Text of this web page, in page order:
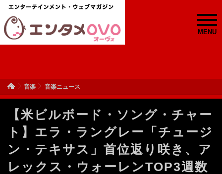
MENU
音楽 音楽ニュース
【米ビルボード・ソング・チャー
ト】エラ・ラングレー「チュージ
ン・テキサス」首位返り咲き、ア
レックス・ウォーレンTOP3週数